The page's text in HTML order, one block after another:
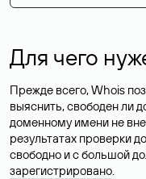
Для чего
Прежде всего, Whois
выяснить, свободен ли
доменному имени не
результатах проверки
свободно и с большой
зарегистрировано.